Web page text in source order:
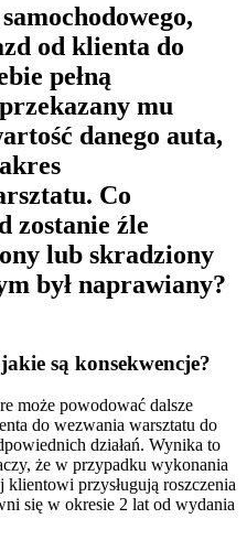
od klienta do
pełną
mu
danego auta,
Co
zostanie źle
lub skradziony
był naprawiany?
są konsekwencje?
może powodować dalsze
do wezwania warsztatu do
działań. Wynika to
że w przypadku wykonania
przysługują roszczenia
się w okresie 2 lat od wydania